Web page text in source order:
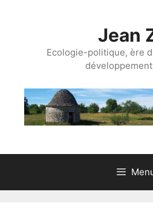
Jean
Ecologie-politique, ère